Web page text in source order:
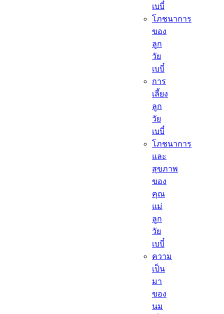
เบบี๋
โภชนาการ
ของ
ลูก
วัย
เบบี๋
การ
เลี้ยง
ลูก
วัย
เบบี๋
โภชนาการ
และ
สุขภาพ
ของ
คุณ
แม่
ลูก
วัย
เบบี๋
ความ
เป็น
มา
ของ
นม